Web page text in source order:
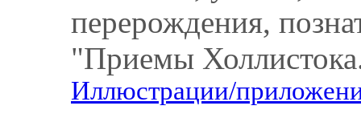
перерождения,
"Приемы
Иллюстрации/